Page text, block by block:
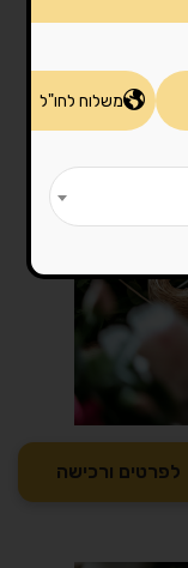
לפרטים ורכישה
משלוח לחו"ל